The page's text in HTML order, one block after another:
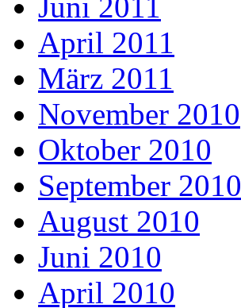
Juni 2011
April 2011
März 2011
November 2010
Oktober 2010
September 2010
August 2010
Juni 2010
April 2010